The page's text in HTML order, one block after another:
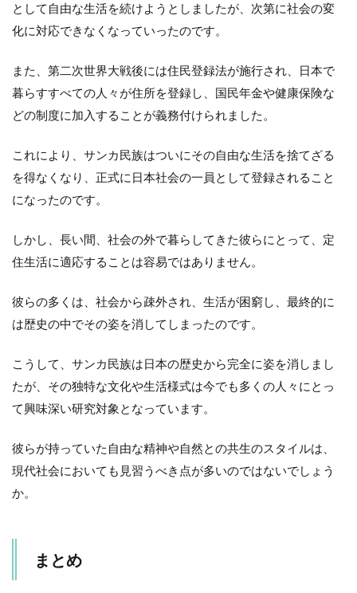
として自由な生活を続けようとしましたが、次第に社会の変
化に対応できなくなっていったのです。
また、第二次世界大戦後には住民登録法が施行され、日本で
暮らすすべての人々が住所を登録し、国民年金や健康保険な
どの制度に加入することが義務付けられました。
これにより、サンカ民族はついにその自由な生活を捨てざる
を得なくなり、正式に日本社会の一員として登録されること
になったのです。
しかし、長い間、社会の外で暮らしてきた彼らにとって、定
住生活に適応することは容易ではありません。
彼らの多くは、社会から疎外され、生活が困窮し、最終的に
は歴史の中でその姿を消してしまったのです。
こうして、サンカ民族は日本の歴史から完全に姿を消しまし
たが、その独特な文化や生活様式は今でも多くの人々にとっ
て興味深い研究対象となっています。
彼らが持っていた自由な精神や自然との共生のスタイルは、
現代社会においても見習うべき点が多いのではないでしょう
か。
まとめ